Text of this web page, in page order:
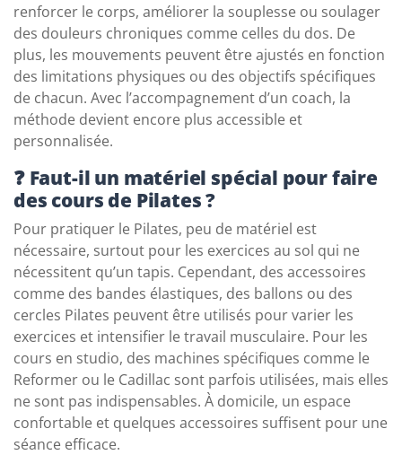
renforcer le corps, améliorer la souplesse ou soulager
des douleurs chroniques comme celles du dos. De
plus, les mouvements peuvent être ajustés en fonction
des limitations physiques ou des objectifs spécifiques
de chacun. Avec l’accompagnement d’un coach, la
méthode devient encore plus accessible et
personnalisée.
❓ Faut-il un matériel spécial pour faire
des cours de Pilates ?
Pour pratiquer le Pilates, peu de matériel est
nécessaire, surtout pour les exercices au sol qui ne
nécessitent qu’un tapis. Cependant, des accessoires
comme des bandes élastiques, des ballons ou des
cercles Pilates peuvent être utilisés pour varier les
exercices et intensifier le travail musculaire. Pour les
cours en studio, des machines spécifiques comme le
Reformer ou le Cadillac sont parfois utilisées, mais elles
ne sont pas indispensables. À domicile, un espace
confortable et quelques accessoires suffisent pour une
séance efficace.